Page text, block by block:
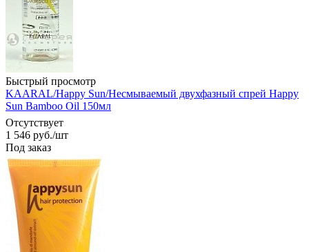
Быстрый просмотр
KAARAL/Happy Sun/Несмываемый двухфазный спрей Happy
Sun Bamboo Oil 150мл
Отсутствует
1 546 руб./шт
Под заказ